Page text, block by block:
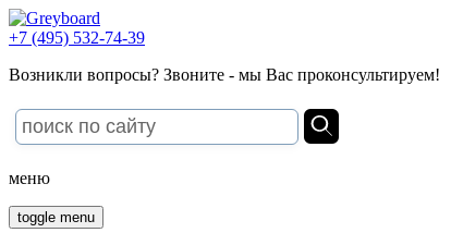
+7 (495) 532-74-39
Возникли вопросы? Звоните - мы Вас проконсультируем!
меню
toggle menu